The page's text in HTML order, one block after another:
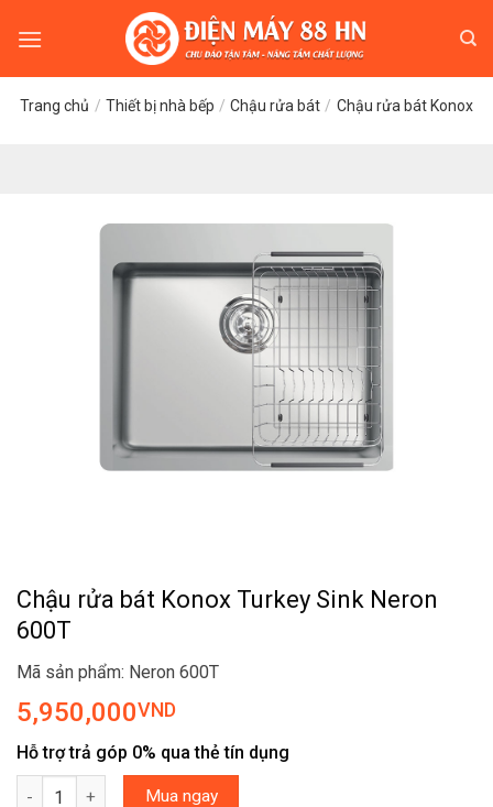
Trang chủ / Thiết bị nhà bếp / Chậu rửa bát / Chậu rửa bát Konox
Chậu rửa bát Konox Turkey Sink Neron
600T
Mã sản phẩm: Neron 600T
5,950,000VND
Hỗ trợ trả góp 0% qua thẻ tín dụng
Chậu rửa bát Konox Turkey Sink Neron 600T số lượng
Mua ngay